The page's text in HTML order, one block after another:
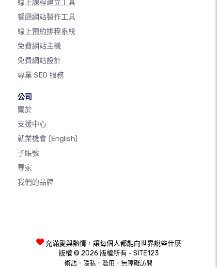
線上課程建立工具
餐廳網站製作工具
線上預約排程系統
免費網站主機
免費網站設計
專業 SEO 服務
公司
關於
支援中心
就業機會 (English)
子賬號
專家
我們的品牌
充滿愛與熱情，讓每個人都能向世界說些什麼
版權 © 2026 版權所有 - SITE123
術語 - 隱私 - 濫用 - 無障礙訪問